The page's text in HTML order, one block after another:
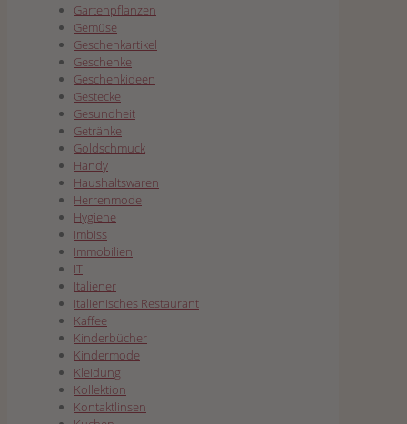
Gartenpflanzen
Gemüse
Geschenkartikel
Geschenke
Geschenkideen
Gestecke
Gesundheit
Getränke
Goldschmuck
Handy
Haushaltswaren
Herrenmode
Hygiene
Imbiss
Immobilien
IT
Italiener
Italienisches Restaurant
Kaffee
Kinderbücher
Kindermode
Kleidung
Kollektion
Kontaktlinsen